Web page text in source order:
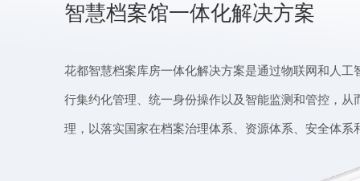
智慧档案馆一体化解决方案
花都智慧档案库房一体化解决方案是通过物联网和人
行集约化管理、统一身份操作以及智能监测和管控，
理，以落实国家在档案治理体系、资源体系、安全体系